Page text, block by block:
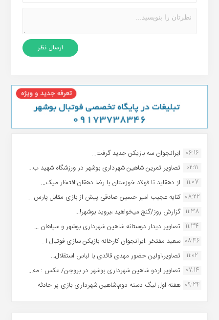
06:16 ایرانجوان سه بازیکن جدید گرفت...
02:11
تصاویر تمرین شاهین شهردارى بوشهر در ورزشگاه شهید ب...
11:07
از دهقاید تا فولاد خوزستان با رضا دهقان:افتخار میک...
08:22 کنایه عجیب امیر حسین صادقی پیش از بازی مقابل پارس ...
11:38 گزارش روز/گنج میخواهید ،بروید بوشهر!...
11:34 تصاویر دیدار دوستانه شاهین شهردارى بوشهر و سپاهان ...
08:46 سعید مفتخر :ایرانجوان کارخانه بازیکن سازی فوتبال ا...
11:02
تصاویر،اولین حضور مهدی قائدی با لباس استقلال...
07:14 تصاویر اردو شاهین شهرداری بوشهر در بروجن/ عکس : مه...
09:24 هفته اول لیگ دسته دوم،شاهین شهرداری بازی پر حادثه ...